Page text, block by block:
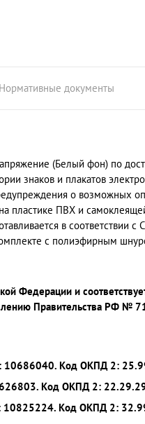
Нормативные документы
(Белый фон) по
знаков и плакатов
о возможных
пластике ПВХ и
в соответствии
с полиэфирным
Федерации и
Правительства РФ №
10686040. Код ОКПД 2:
Код ОКПД 2:
10825224. Код ОКПД 2: